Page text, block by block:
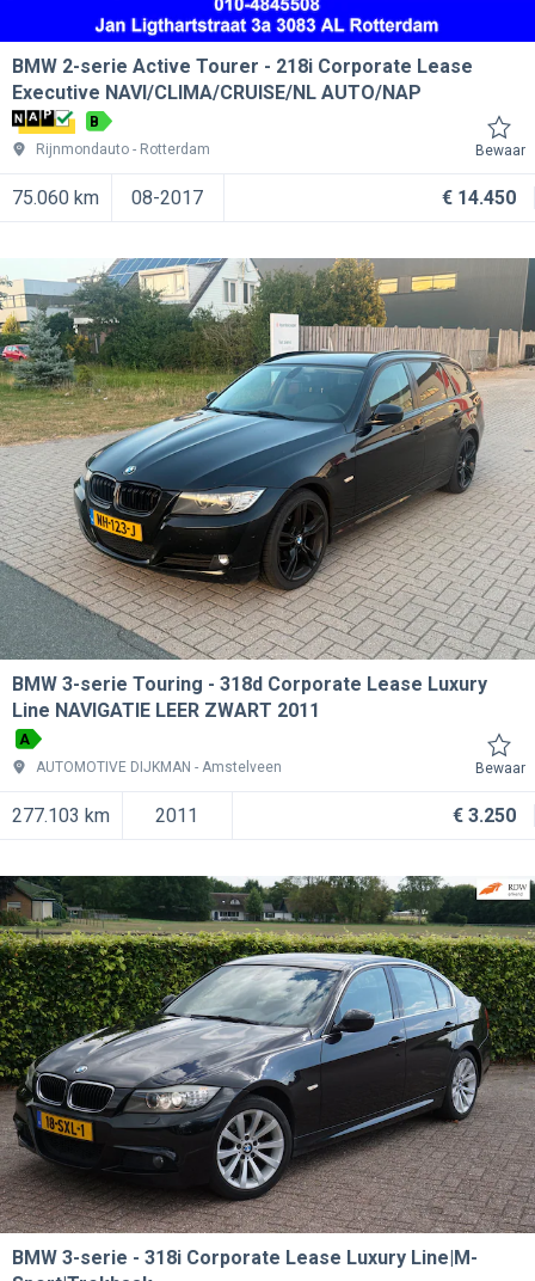
BMW 2-serie Active Tourer
218i Corporate Lease
Executive NAVI/CLIMA/CRUISE/NL AUTO/NAP
B
Rijnmondauto
Rotterdam Bewaar
75.060 km 08-2017 € 14.450
BMW 3-serie Touring
318d Corporate Lease Luxury
Line NAVIGATIE LEER ZWART 2011
A
AUTOMOTIVE DIJKMAN
Amstelveen Bewaar
277.103 km 2011 € 3.250
BMW 3-serie
318i Corporate Lease Luxury Line|M-